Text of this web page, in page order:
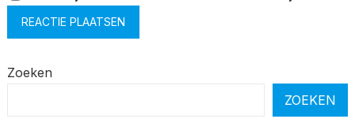
Zoeken
ZOEKEN